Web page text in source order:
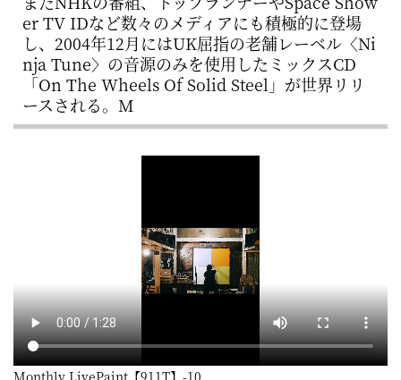
er TV IDなど数々のメディアにも積極的に登場
し、2004年12月にはUK屈指の老舗レーベル〈Ni
nja Tune〉の音源のみを使用したミックスCD
「On The Wheels Of Solid Steel」が世界リリ
ースされる。M